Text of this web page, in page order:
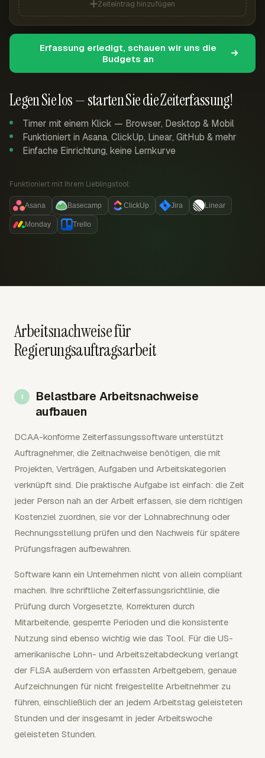
Legen Sie los — starten Sie die Zeiterfassung!
Timer mit einem Klick — Browser, Desktop & Mobil
Funktioniert in Asana, ClickUp, Linear, GitHub & mehr
Einfache Einrichtung, keine Lernkurve
Funktioniert mit Ihrem Lieblingstool:
Asana Basecamp ClickUp Jira Linear
Monday Trello
Zeiteintrag hinzufügen
Erfassung erledigt, schauen wir uns die
Budgets an
Arbeitsnachweise für
Regierungsauftragsarbeit
Belastbare Arbeitsnachweise
aufbauen
DCAA-konforme Zeiterfassungssoftware unterstützt
Auftragnehmer, die Zeitnachweise benötigen, die mit
Projekten, Verträgen, Aufgaben und Arbeitskategorien
verknüpft sind. Die praktische Aufgabe ist einfach: die Zeit
jeder Person nah an der Arbeit erfassen, sie dem richtigen
Kostenziel zuordnen, sie vor der Lohnabrechnung oder
Rechnungsstellung prüfen und den Nachweis für spätere
Prüfungsfragen aufbewahren.
Software kann ein Unternehmen nicht von allein compliant
machen. Ihre schriftliche Zeiterfassungsrichtlinie, die
Prüfung durch Vorgesetzte, Korrekturen durch
Mitarbeitende, gesperrte Perioden und die konsistente
Nutzung sind ebenso wichtig wie das Tool. Für die US-
amerikanische Lohn- und Arbeitszeitabdeckung verlangt
der FLSA außerdem von erfassten Arbeitgebern, genaue
Aufzeichnungen für nicht freigestellte Arbeitnehmer zu
führen, einschließlich der an jedem Arbeitstag geleisteten
Stunden und der insgesamt in jeder Arbeitswoche
geleisteten Stunden.